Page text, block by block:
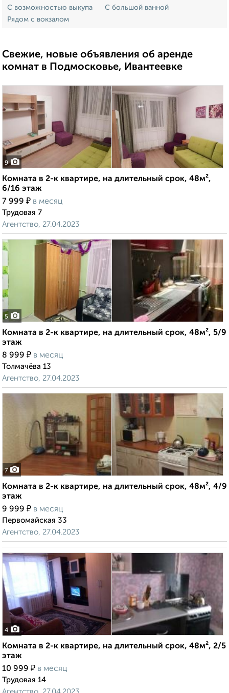
С возможностью выкупа
С большой ванной
Рядом с вокзалом
Свежие, новые объявления об аренде
комнат в Подмосковье, Ивантеевке
9
Комната в 2-к квартире, на длительный срок, 48м²,
6/16 этаж
7 999 ₽ в месяц
Трудовая 7
Агентство, 27.04.2023
5
Комната в 2-к квартире, на длительный срок, 48м², 5/9
этаж
8 999 ₽ в месяц
Толмачёва 13
Агентство, 27.04.2023
7
Комната в 2-к квартире, на длительный срок, 48м², 4/9
этаж
9 999 ₽ в месяц
Первомайская 33
Агентство, 27.04.2023
4
Комната в 2-к квартире, на длительный срок, 48м², 2/5
этаж
10 999 ₽ в месяц
Трудовая 14